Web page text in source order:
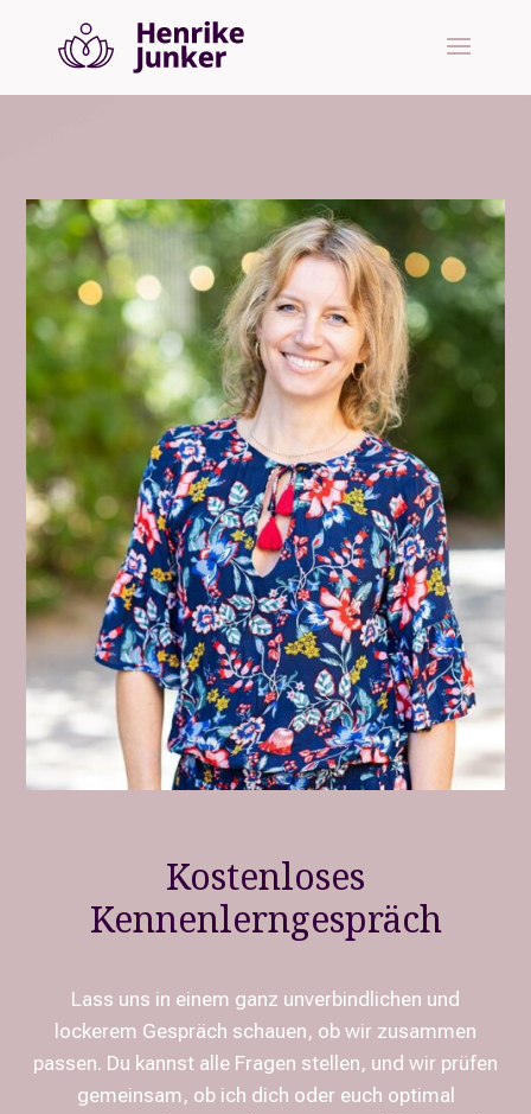
Kostenloses
Kennenlerngespräch
Lass uns in einem ganz unverbindlichen und
lockerem Gespräch schauen, ob wir zusammen
passen. Du kannst alle Fragen stellen, und wir prüfen
gemeinsam, ob ich dich oder euch optimal